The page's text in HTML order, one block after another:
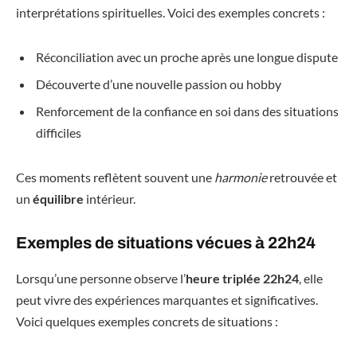
interprétations spirituelles. Voici des exemples concrets :
Réconciliation avec un proche après une longue dispute
Découverte d’une nouvelle passion ou hobby
Renforcement de la confiance en soi dans des situations
difficiles
Ces moments reflètent souvent une harmonieretrouvée et
un équilibre intérieur.
Exemples de situations vécues à 22h24
Lorsqu’une personne observe l’heure triplée 22h24 , elle
peut vivre des expériences marquantes et significatives.
Voici quelques exemples concrets de situations :